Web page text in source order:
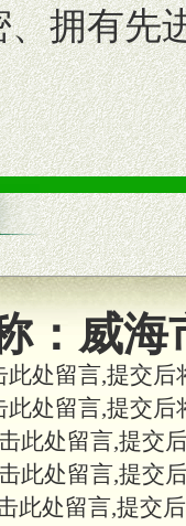
拥有先
建立全
建立区
及宣传彩
： 威海
此处留言,提交
此处留言,提交
此处留言,提交
此处留言,提交
此处留言,提交